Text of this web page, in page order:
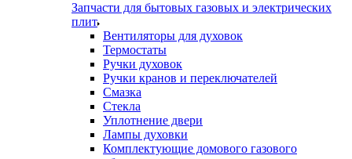
Запчасти для бытовых газовых и электрических
плит
Вентиляторы для духовок
Термостаты
Ручки духовок
Ручки кранов и переключателей
Смазка
Стекла
Уплотнение двери
Лампы духовки
Комплектующие домового газового